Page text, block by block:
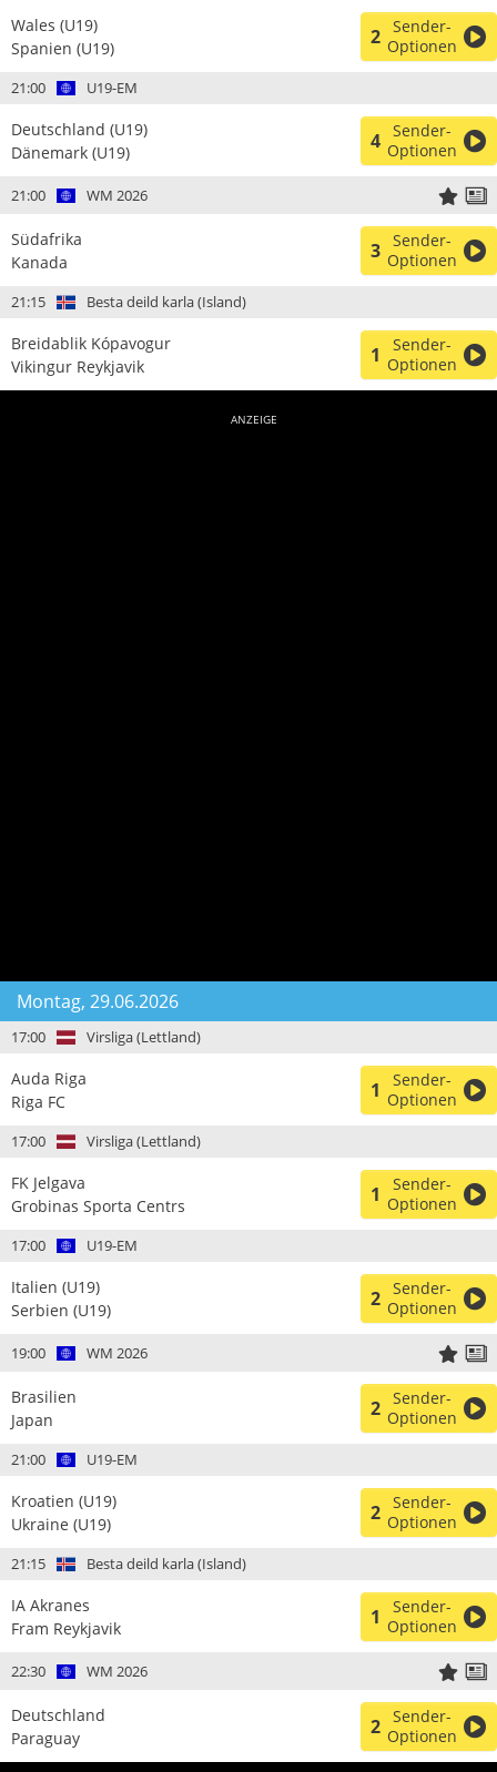
Wales (U19)
Spanien (U19)
2 Sender-
Optionen
21:00 U19-EM
Deutschland (U19)
Dänemark (U19)
4 Sender-
Optionen
21:00 WM 2026
Südafrika
Kanada
3 Sender-
Optionen
21:15 Besta deild karla (Island)
Breidablik Kópavogur
Vikingur Reykjavik
1
Sender-
Optionen
ANZEIGE
Montag, 29.06.2026
17:00 Virsliga (Lettland)
Auda Riga
Riga FC
1
Sender-
Optionen
17:00 Virsliga (Lettland)
FK Jelgava
Grobinas Sporta Centrs
1
Sender-
Optionen
17:00 U19-EM
Italien (U19)
Serbien (U19)
2 Sender-
Optionen
19:00 WM 2026
Brasilien
Japan
2 Sender-
Optionen
21:00 U19-EM
Kroatien (U19)
Ukraine (U19)
2 Sender-
Optionen
21:15 Besta deild karla (Island)
IA Akranes
Fram Reykjavik
1
Sender-
Optionen
22:30 WM 2026
Deutschland
Paraguay
2 Sender-
Optionen